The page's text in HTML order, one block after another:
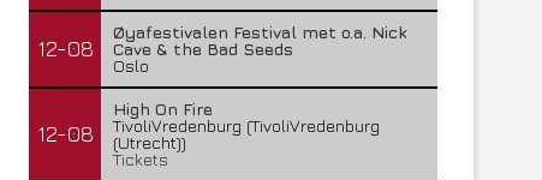
12-08
Øyafestivalen Festival met o.a. Nick
Cave & the Bad Seeds
Oslo
12-08
High On Fire
TivoliVredenburg (TivoliVredenburg
(Utrecht))
Tickets